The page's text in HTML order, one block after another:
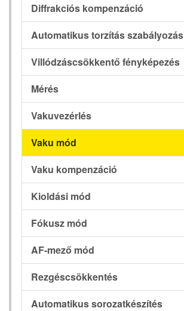
Diffrakciós kompenzáció
Automatikus torzítás szabályozás
Villódzáscsökkentő fényképezés
Mérés
Vakuvezérlés
Vaku mód
Vaku kompenzáció
Kioldási mód
Fókusz mód
AF-mező mód
Rezgéscsökkentés
Automatikus sorozatkészítés